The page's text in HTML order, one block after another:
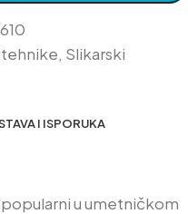
, Slikarski
I ISPORUKA
u umetničkom